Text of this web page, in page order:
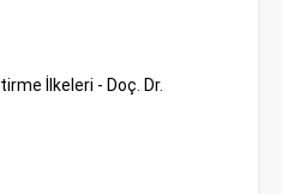
İlkeleri - Doç. Dr.